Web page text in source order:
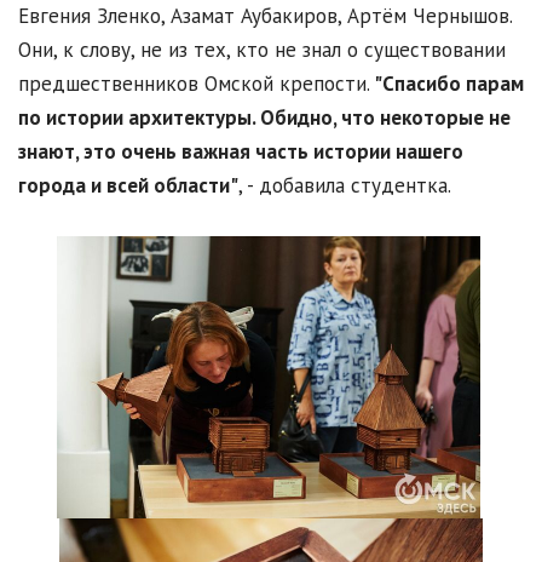
Евгения Зленко, Азамат Аубакиров, Артём Чернышов.
Они, к слову, не из тех, кто не знал о существовании
предшественников Омской крепости. "Спасибо парам
по истории архитектуры. Обидно, что некоторые не
знают, это очень важная часть истории нашего
города и всей области", - добавила студентка.